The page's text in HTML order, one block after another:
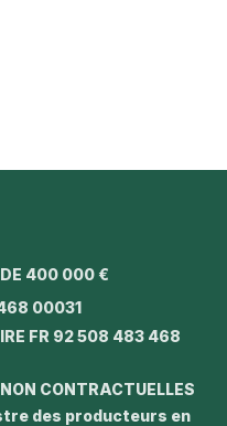
400 000 €
00031
FR 92 508 483 468
CONTRACTUELLES
des producteurs en